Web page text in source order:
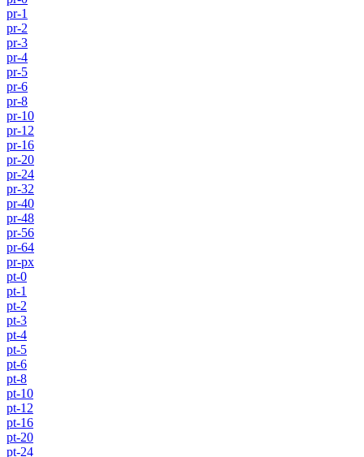
pr-1
pr-2
pr-3
pr-4
pr-5
pr-6
pr-8
pr-10
pr-12
pr-16
pr-20
pr-24
pr-32
pr-40
pr-48
pr-56
pr-64
pr-px
pt-0
pt-1
pt-2
pt-3
pt-4
pt-5
pt-6
pt-8
pt-10
pt-12
pt-16
pt-20
pt-24